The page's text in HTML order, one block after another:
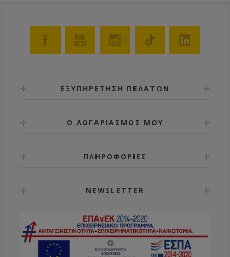
ΕΞΥΠΗΡΕΤΗΣΗ ΠΕΛΑΤΩΝ
Ο ΛΟΓΑΡΙΑΣΜΟΣ ΜΟΥ
ΠΛΗΡΟΦΟΡΙΕΣ
NEWSLETTER